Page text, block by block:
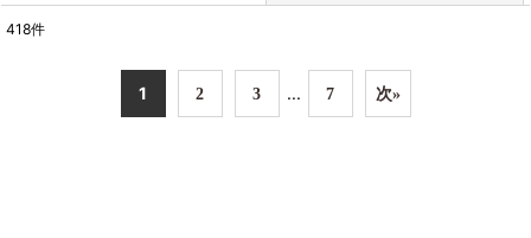
418件
1 2 3 ... 7 次»